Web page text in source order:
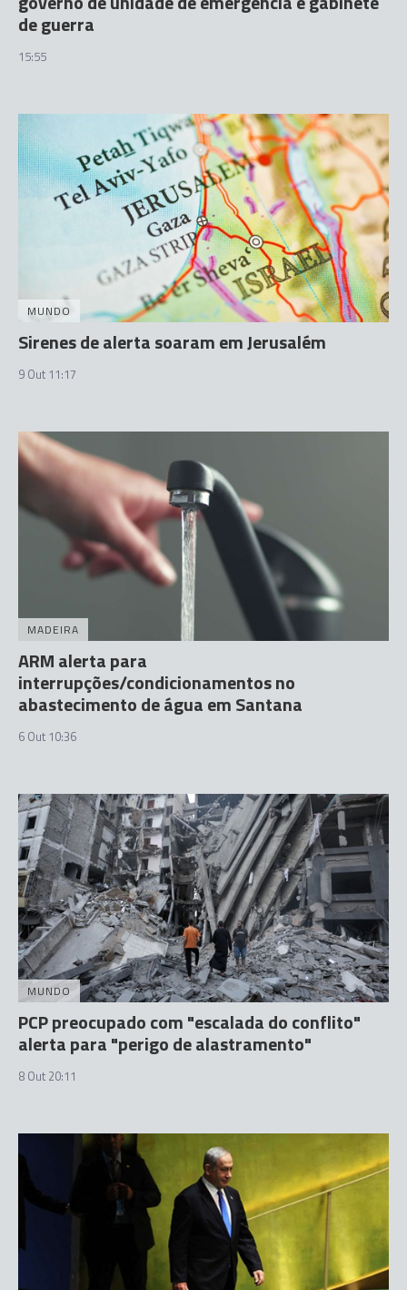
de guerra
15:55
MUNDO
Sirenes de alerta soaram em Jerusalém
9 Out 11:17
MADEIRA
ARM alerta para
interrupções/condicionamentos no
abastecimento de água em Santana
6 Out 10:36
MUNDO
PCP preocupado com "escalada do conflito"
alerta para "perigo de alastramento"
8 Out 20:11